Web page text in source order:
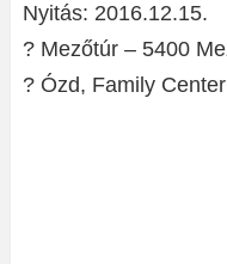
Nyitás: 2016.12.15.
? Mezőtúr – 5400
? Ózd, Family